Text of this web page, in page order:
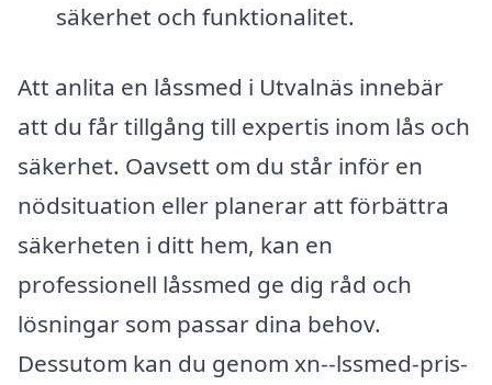
säkerhet och funktionalitet.
Att anlita en låssmed i Utvalnäs innebär
att du får tillgång till expertis inom lås och
säkerhet. Oavsett om du står inför en
nödsituation eller planerar att förbättra
säkerheten i ditt hem, kan en
professionell låssmed ge dig råd och
lösningar som passar dina behov.
Dessutom kan du genom xn--lssmed-pris-